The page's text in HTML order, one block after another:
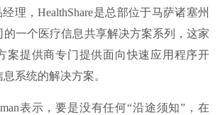
经理，HealthShare是总部位于马萨诸塞州
的一个医疗信息共享解决方案系列，这家
案提供商专门提供面向快速应用程序开
系统的解决方案。
表示，要是没有任何“沿途须知”，在